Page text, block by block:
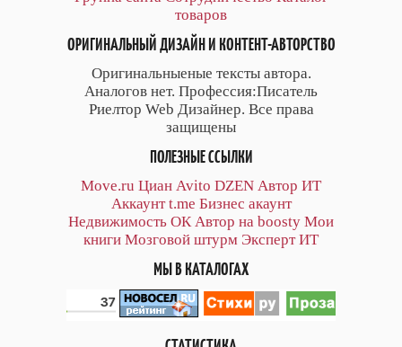
товаров
ОРИГИНАЛЬНЫЙ ДИЗАЙН И КОНТЕНТ-АВТОРСТВО
Оригинальныеные тексты автора.
Аналогов нет. Профессия:Писатель
Риелтор Web Дизайнер. Все права
защищены
ПОЛЕЗНЫЕ ССЫЛКИ
Move.ru Циан Avito DZEN Автор ИТ
Аккаунт t.me Бизнес акаунт
Недвижимость ОК Автор на boosty Мои
книги Мозговой штурм Эксперт ИТ
МЫ В КАТАЛОГАХ